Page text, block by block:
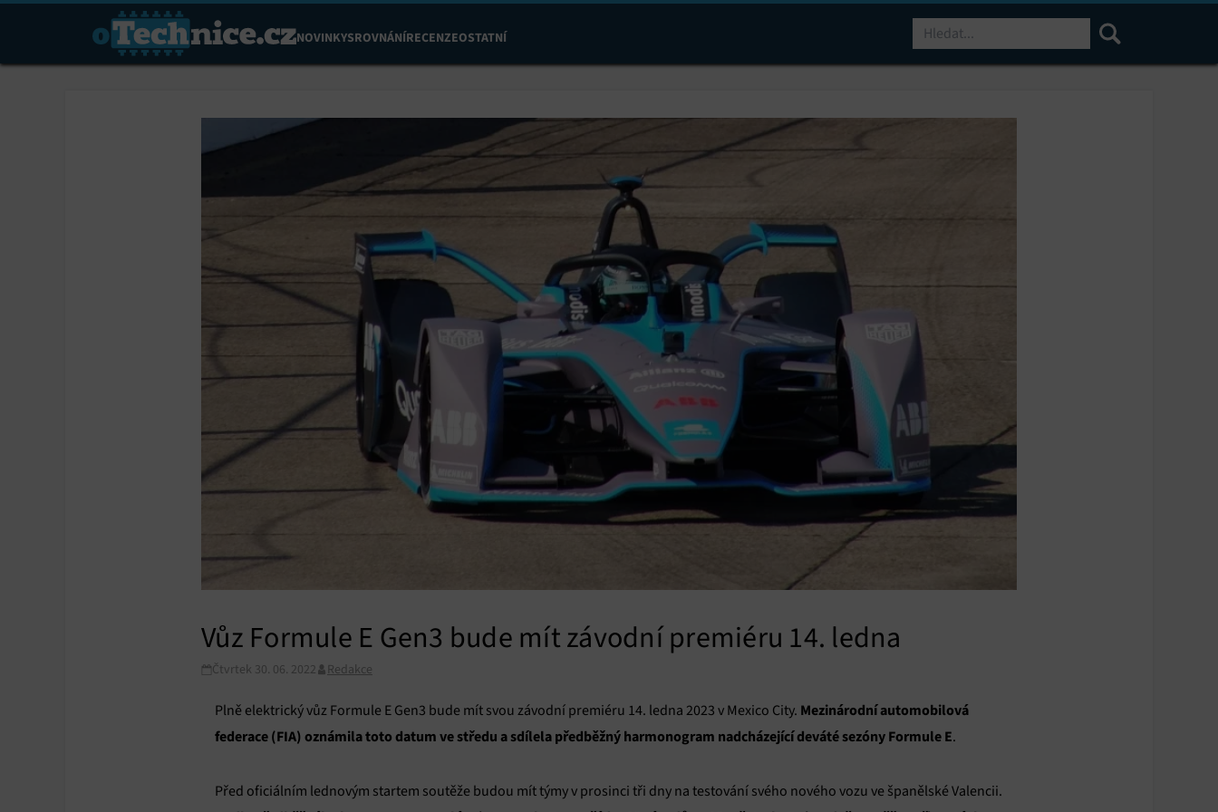
NOVINKYSROVNÁNÍRECENZEOSTATNÍ
Vůz Formule E Gen3 bude mít závodní premiéru 14. ledna
Čtvrtek 30. 06. 2022 Redakce
Plně elektrický vůz Formule E Gen3 bude mít svou závodní premiéru 14. ledna 2023 v Mexico City. Mezinárodní automobilová
federace (FIA) oznámila toto datum ve středu a sdílela předběžný harmonogram nadcházející deváté sezóny Formule E.
Před oficiálním lednovým startem soutěže budou mít týmy v prosinci tři dny na testování svého nového vozu ve španělské Valencii.